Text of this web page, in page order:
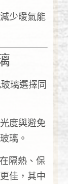
少暖氣能
玻璃選擇同
度與避免
璃。
在隔熱、保
佳，其中